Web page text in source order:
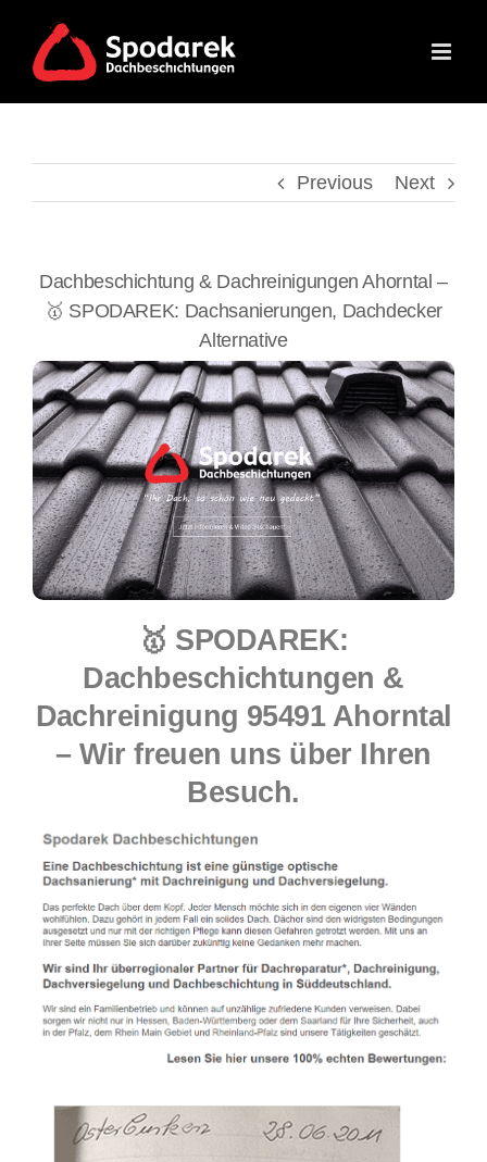
content
Previous Next
Dachbeschichtung & Dachreinigungen Ahorntal –
🥇 SPODAREK: Dachsanierungen, Dachdecker
Alternative
🥇 SPODAREK:
Dachbeschichtungen &
Dachreinigung 95491 Ahorntal
– Wir freuen uns über Ihren
Besuch.